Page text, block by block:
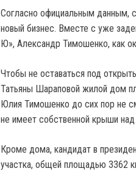
Согласно официальным данным,
новый бизнес. Вместе с уже
Ю», Александр Тимошенко, как
Чтобы не оставаться под
Татьяны Шараповой жилой дом
Юлия Тимошенко до сих пор не
не имеет собственной крыши над
Кроме дома, кандидат в
участка, общей площадью 3362